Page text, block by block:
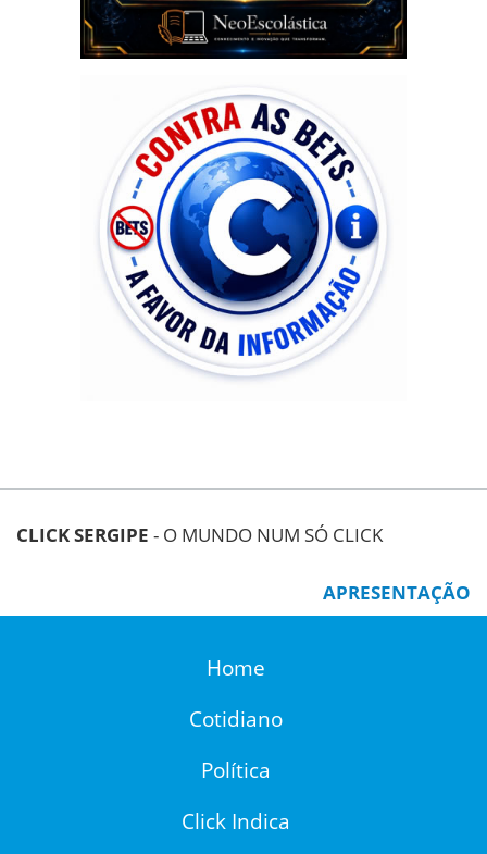
CLICK SERGIPE - O MUNDO NUM SÓ CLICK
APRESENTAÇÃO
Home
Cotidiano
Política
Click Indica